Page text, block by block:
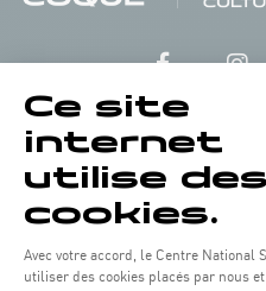
Opening hours of the Coque :
Monday - Friday : 06h30 -
Weekend: 07h30 - 19h00
Remember to check the opening